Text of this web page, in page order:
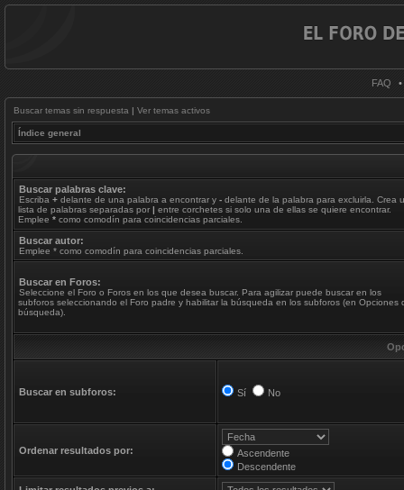
FAQ •
Buscar temas sin respuesta | Ver temas activos
Índice general
Buscar palabras clave:
Escriba + delante de una palabra a encontrar y - delante de la palabra para excluirla. Crea
lista de palabras separadas por | entre corchetes si solo una de ellas se quiere encontrar.
Emplee * como comodín para coincidencias parciales.
Buscar autor:
Emplee * como comodín para coincidencias parciales.
Buscar en Foros:
Seleccione el Foro o Foros en los que desea buscar. Para agilizar puede buscar en los
subforos seleccionando el Foro padre y habilitar la búsqueda en los subforos (en Opciones
búsqueda).
Buscar en subforos: Sí No
Ordenar resultados por:
Ascendente
Descendente